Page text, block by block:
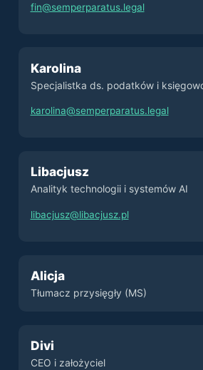
fin@semperparatus.legal
Karolina
Specjalistka ds. podatków i
karolina@semperparatus.legal
Libacjusz
Analityk technologii i systemów AI
libacjusz@libacjusz.pl
Alicja
Tłumacz przysięgły (MS)
Divi
CEO i założyciel